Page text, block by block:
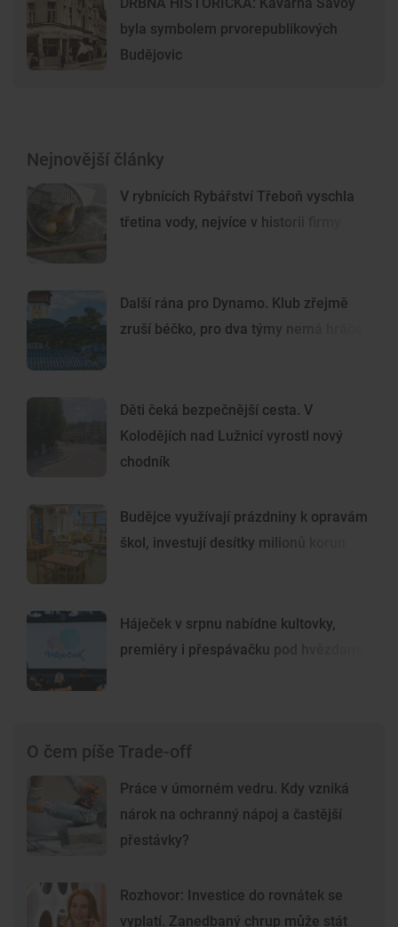
byla symbolem prvorepublikových
Budějovic
Nejnovější články
V rybnících Rybářství Třeboň vyschla
třetina vody, nejvíce v historii firmy
Další rána pro Dynamo. Klub zřejmě
zruší béčko, pro dva týmy nemá hráče
Děti čeká bezpečnější cesta. V
Kolodějích nad Lužnicí vyrostl nový
chodník
Budějce využívají prázdniny k opravám
škol, investují desítky milionů korun
Háječek v srpnu nabídne kultovky,
premiéry i přespávačku pod hvězdami
O čem píše Trade-off
Práce v úmorném vedru. Kdy vzniká
nárok na ochranný nápoj a častější
přestávky?
Rozhovor: Investice do rovnátek se
vyplatí. Zanedbaný chrup může stát